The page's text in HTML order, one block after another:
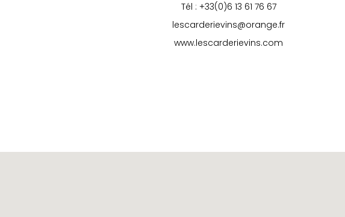
Tél : +33(0)6 13 61 76 67
lescarderievins@orange.fr
www.lescarderievins.com